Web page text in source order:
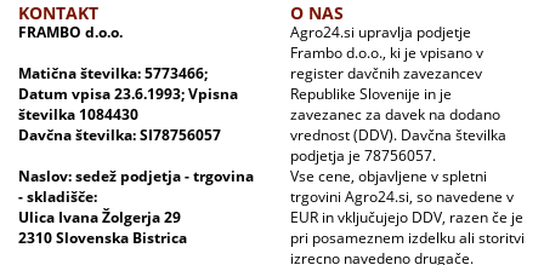
KONTAKT
FRAMBO d.o.o.
Matična številka: 5773466;
Datum vpisa 23.6.1993; Vpisna
številka 1084430
Davčna številka: SI78756057
Naslov: sedež podjetja - trgovina
- skladišče:
Ulica Ivana Žolgerja 29
2310 Slovenska Bistrica
O NAS
Agro24.si upravlja podjetje
Frambo d.o.o., ki je vpisano v
register davčnih zavezancev
Republike Slovenije in je
zavezanec za davek na dodano
vrednost (DDV). Davčna številka
podjetja je 78756057.
Vse cene, objavljene v spletni
trgovini Agro24.si, so navedene v
EUR in vključujejo DDV, razen če je
pri posameznem izdelku ali storitvi
izrecno navedeno drugače.